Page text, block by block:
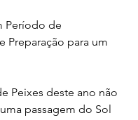
Período de
Preparação para um
Peixes deste ano não
passagem do Sol